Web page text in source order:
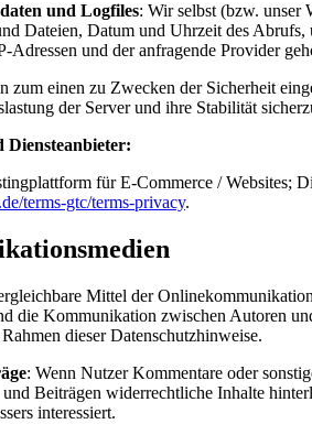
und Logfiles: Wir selbst (bzw. unser
Dateien, Datum und Uhrzeit des
Adressen und der anfragende Provider
zum einen zu Zwecken der Sicherheit
der Server und ihre Stabilität
Diensteanbieter:
für E-Commerce / Websites;
terms-gtc/terms-privacy.
Mittel der
die Kommunikation zwischen Autoren
dieser Datenschutzhinweise.
: Wenn Nutzer Kommentare oder
Beiträgen widerrechtliche Inhalte
interessiert.